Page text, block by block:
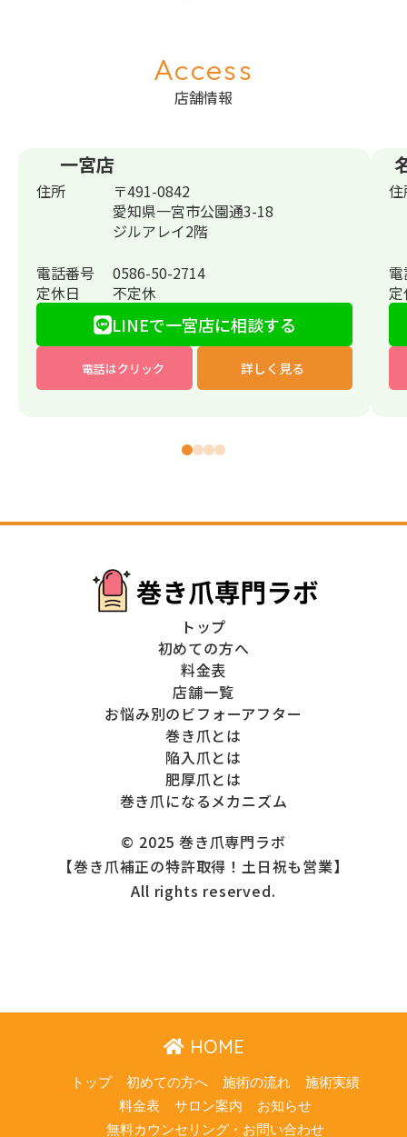
Access
店舗情報
一宮店
住所
〒491-0842
愛知県一宮市公園通3-18
ジルアレイ2階
電話番号
0586-50-2714
定休日
不定休
LINEで一宮店に相談する
電話はクリック 詳しく見る
トップ
初めての方へ
料金表
店舗一覧
お悩み別のビフォーアフター
巻き爪とは
陥入爪とは
肥厚爪とは
巻き爪になるメカニズム
© 2025 巻き爪専門ラボ
【巻き爪補正の特許取得！土日祝も営業】
All rights reserved.
HOME
トップ 初めての方へ 施術の流れ
施術実績
料金表
サロン案内
お知らせ
無料カウンセリング・お問い合わせ